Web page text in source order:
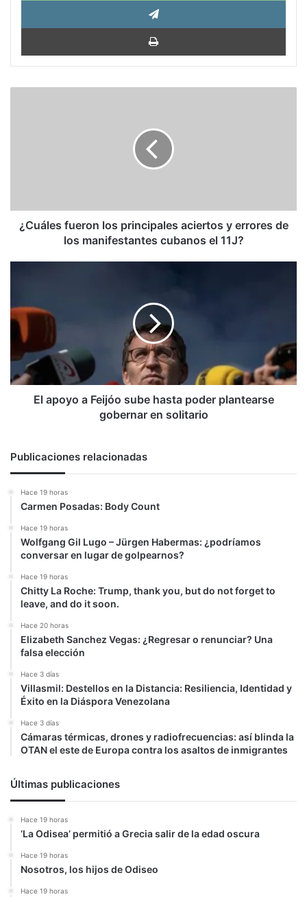
los
manifestantes
¿Cuáles fueron los principales aciertos y errores de
los manifestantes cubanos el 11J?
Feijóo
sube
hasta
poder
plantearse
gobernar
El apoyo a Feijóo sube hasta poder plantearse
gobernar en solitario
Publicaciones relacionadas
Hace 19 horas
Carmen Posadas: Body Count
Hace 19 horas
Wolfgang Gil Lugo – Jürgen Habermas: ¿podríamos
conversar en lugar de golpearnos?
Hace 19 horas
Chitty La Roche: Trump, thank you, but do not forget to
leave, and do it soon.
Hace 20 horas
Elizabeth Sanchez Vegas: ¿Regresar o renunciar? Una
falsa elección
Hace 3 días
Villasmil: Destellos en la Distancia: Resiliencia, Identidad y
Éxito en la Diáspora Venezolana
Hace 3 días
Cámaras térmicas, drones y radiofrecuencias: así blinda la
OTAN el este de Europa contra los asaltos de inmigrantes
Últimas publicaciones
Hace 19 horas
‘La Odisea’ permitió a Grecia salir de la edad oscura
Hace 19 horas
Nosotros, los hijos de Odiseo
Hace 19 horas